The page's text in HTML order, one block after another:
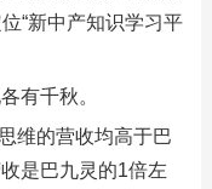
“新中产知识学习平
有千秋。
维的营收均高于巴
是巴九灵的1倍左